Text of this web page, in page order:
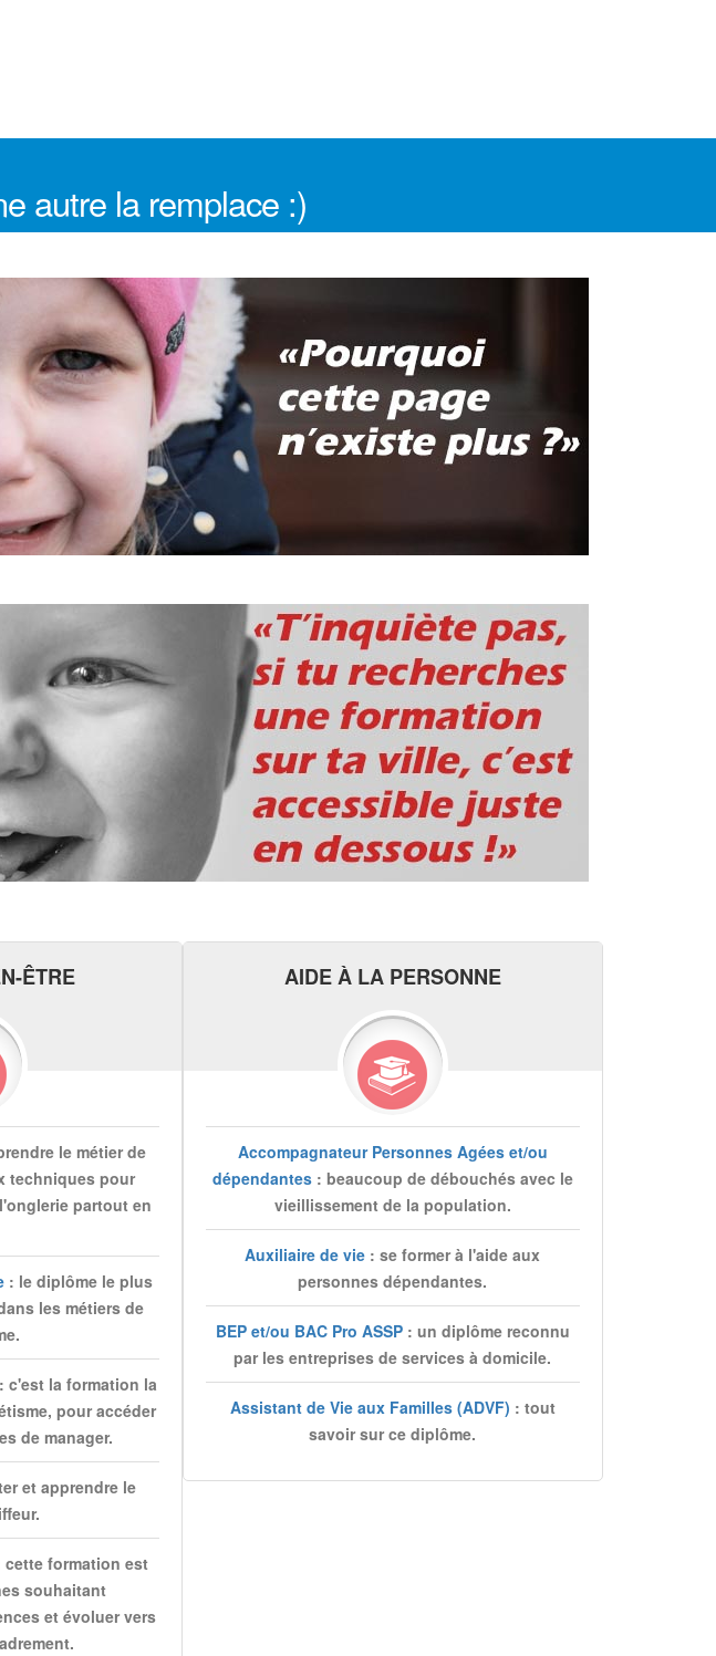
autre la remplace :)
ÊTRE
le métier de
techniques pour
partout en
: le diplôme le plus
les métiers de
: c'est la formation la
pour accéder
de manager.
et apprendre le
cette formation est
souhaitant
et évoluer vers
AIDE À LA PERSONNE
Accompagnateur Personnes Agées et/ou
dépendantes: beaucoup de débouchés avec le
vieillissement de la population.
Auxiliaire de vie : se former à l'aide aux
personnes dépendantes.
BEP et/ou BAC Pro ASSP: un diplôme reconnu
par les entreprises de services à domicile.
Assistant de Vie aux Familles (ADVF) : tout
savoir sur ce diplôme.